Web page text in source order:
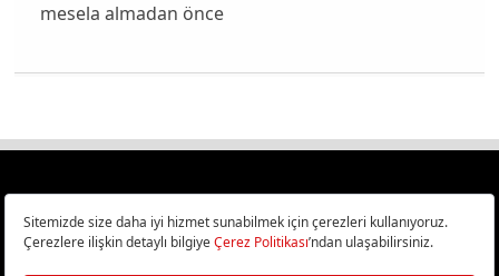
mesela almadan önce
Türkiye